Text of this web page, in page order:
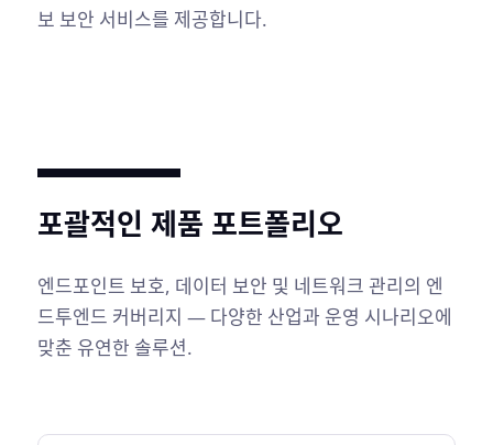
보 보안 서비스를 제공합니다.
포괄적인 제품 포트폴리오
엔드포인트 보호, 데이터 보안 및 네트워크 관리의 엔
드투엔드 커버리지 — 다양한 산업과 운영 시나리오에
맞춘 유연한 솔루션.